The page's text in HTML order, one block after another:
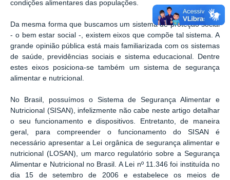
condições alimentares das populações.
Da mesma forma que buscamos um sistema de proteção social
- o bem estar social -, existem eixos que compõe tal sistema. A
grande opinião pública está mais familiarizada com os sistemas
de saúde, previdências sociais e sistema educacional. Dentre
estes eixos posiciona-se também um sistema de segurança
alimentar e nutricional.
No Brasil, possuímos o Sistema de Segurança Alimentar e
Nutricional (SISAN), infelizmente não cabe neste artigo detalhar
o seu funcionamento e dispositivos. Entretanto, de maneira
geral, para compreender o funcionamento do SISAN é
necessário apresentar a Lei orgânica de segurança alimentar e
nutricional (LOSAN), um marco regulatório sobre a Segurança
Alimentar e Nutricional no Brasil. A Lei nº 11.346 foi instituída no
dia 15 de setembro de 2006 e estabelece os meios de